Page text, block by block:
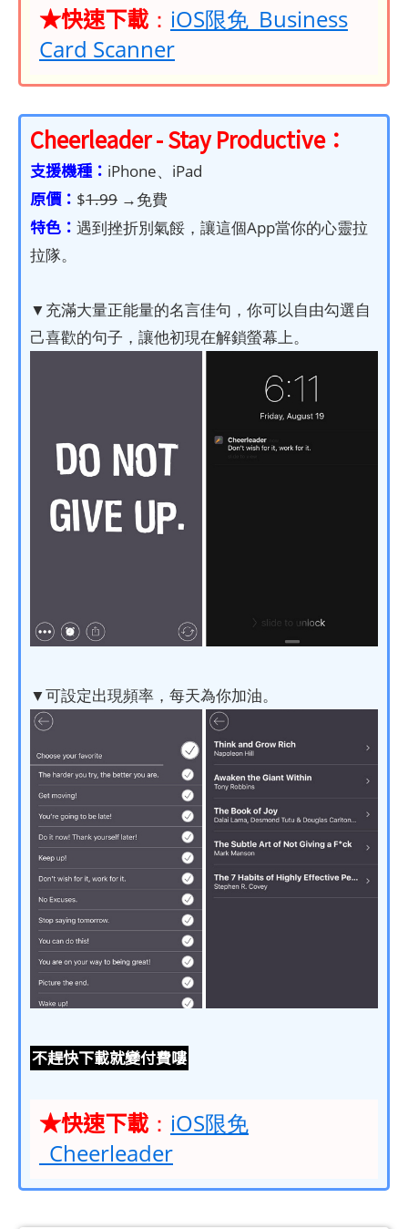
★快速下載 ： iOS限免_Business
Card Scanner
Cheerleader - Stay Productive：
支援機種： iPhone、iPad
原價： $1.99 →免費
特色： 遇到挫折別氣餒，讓這個App當你的心靈拉
拉隊。
▼充滿大量正能量的名言佳句，你可以自由勾選自
己喜歡的句子，讓他初現在解鎖螢幕上。
▼可設定出現頻率，每天為你加油。
不趕快下載就變付費嘍
★快速下載 ： iOS限免
_Cheerleader